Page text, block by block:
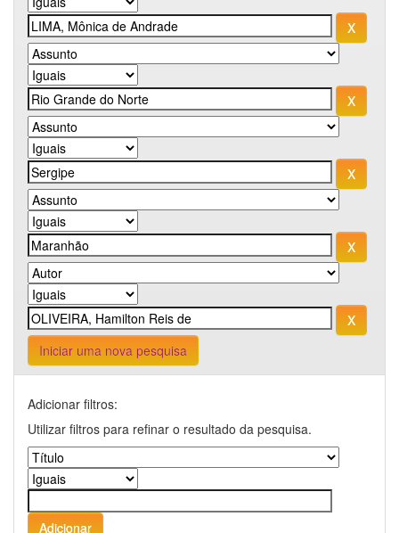
Iniciar uma nova pesquisa
Adicionar filtros:
Utilizar filtros para refinar o resultado da pesquisa.